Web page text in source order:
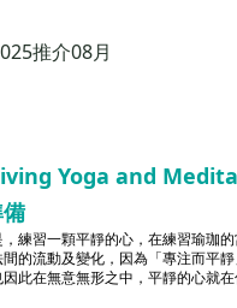
推介08月
Yoga and
練習一顆平靜的心，在練習瑜珈
的流動及變化，因為「專注而平
此在無意無形之中，平靜的心就